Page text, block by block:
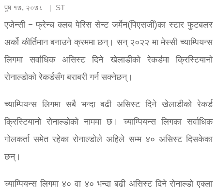
पुष १७, २०७८ ST
एजेन्सी – फ्रेन्च क्लब पेरिस सेन्ट जर्मेन(पिएसजी)का स्टार फुटबलर
अर्को कीर्तिमान बनाउने क्रममा छन्। सन् २०२२ मा मेस्सी च्याम्पियन्स
लिगमा सर्वाधिक असिस्ट दिने खेलाडीको रेकर्डमा क्रिस्टियानो
रोनाल्डोको रेकर्डसँग बराबरी गर्न सक्नेछन्।
च्याम्पियन्स लिगमा सबै भन्दा बढी असिस्ट दिने खेलाडीको रेकर्ड
क्रिस्टियानो रोनाल्डोको नाममा छ। च्याम्पियन्स लिगका सर्वाधिक
गोलकर्ता समेत रहेका रोनाल्डोले अहिले सम्म ४० असिस्ट दिसकेका
छन्।
च्याम्पियन्स लिगमा ४० वा ४० भन्दा बढी असिस्ट दिने रोनाल्डो एक्ला